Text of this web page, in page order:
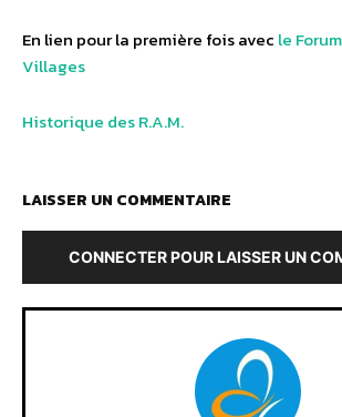
En lien pour la première fois avec le
Villages
Historique des R.A.M.
LAISSER UN COMMENTAIRE
CONNECTER POUR LAISSER UN